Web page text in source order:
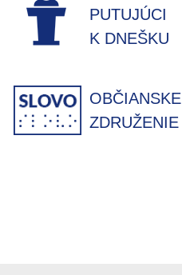
PUTUJÚCI
K DNEŠKU
OBČIANSKE
ZDRUŽENIE